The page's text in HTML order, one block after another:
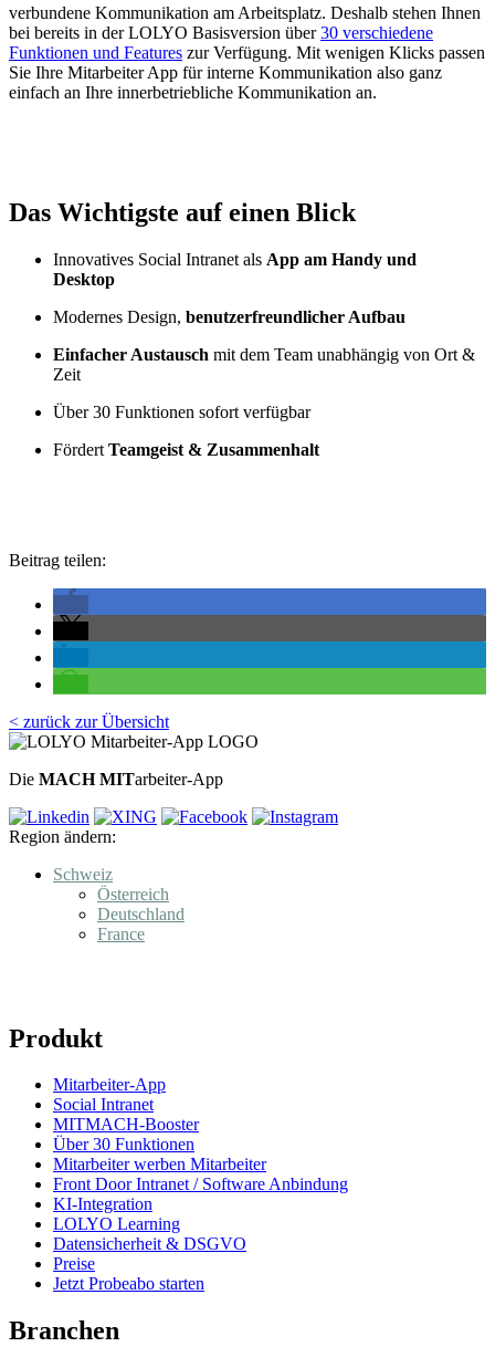
verbundene Kommunikation am Arbeitsplatz. Deshalb stehen Ihnen
bei bereits in der LOLYO Basisversion über30 verschiedene
Funktionen und Features zur Verfügung. Mit wenigen Klicks passen
Sie Ihre Mitarbeiter App für interne Kommunikation also ganz
einfach an Ihre innerbetriebliche Kommunikation an.
Das Wichtigste auf einen Blick
Innovatives Social Intranet als App am Handy und
Desktop
Modernes Design, benutzerfreundlicher Aufbau
Einfacher Austausch mit dem Team unabhängig von Ort &
Zeit
Über 30 Funktionen sofort verfügbar
Fördert Teamgeist & Zusammenhalt
Beitrag teilen:
< zurück zur Übersicht
Die MACH MITarbeiter-App
Region ändern:
Schweiz
Österreich
Deutschland
France
Produkt
Mitarbeiter-App
Social Intranet
MITMACH-Booster
Über 30 Funktionen
Mitarbeiter werben Mitarbeiter
Front Door Intranet / Software Anbindung
KI-Integration
LOLYO Learning
Datensicherheit & DSGVO
Preise
Jetzt Probeabo starten
Branchen